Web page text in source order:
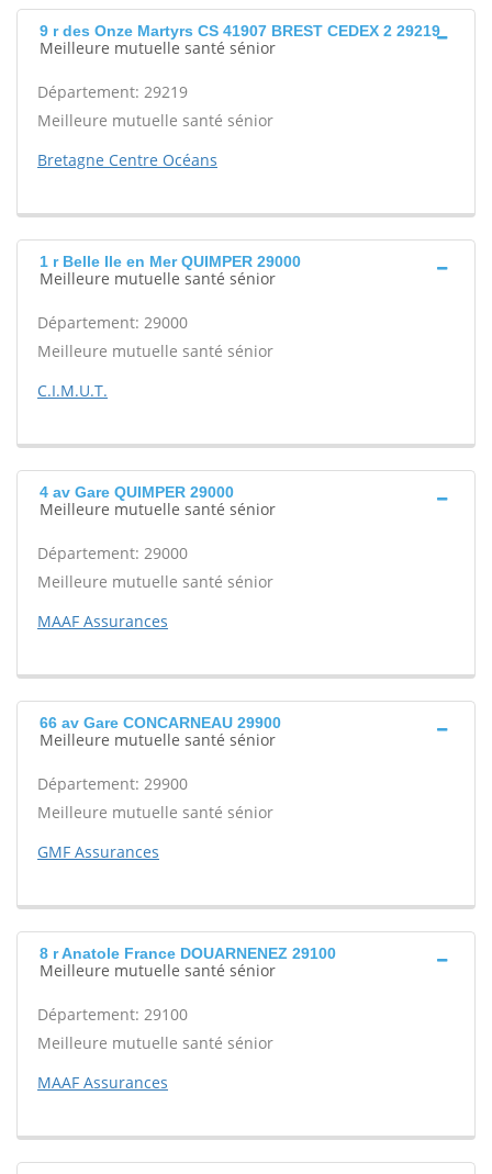
9 r des Onze Martyrs CS 41907 BREST CEDEX 2 29219
Meilleure mutuelle santé sénior
Département: 29219
Meilleure mutuelle santé sénior
Bretagne Centre Océans
1 r Belle Ile en Mer QUIMPER 29000
Meilleure mutuelle santé sénior
Département: 29000
Meilleure mutuelle santé sénior
C.I.M.U.T.
4 av Gare QUIMPER 29000
Meilleure mutuelle santé sénior
Département: 29000
Meilleure mutuelle santé sénior
MAAF Assurances
66 av Gare CONCARNEAU 29900
Meilleure mutuelle santé sénior
Département: 29900
Meilleure mutuelle santé sénior
GMF Assurances
8 r Anatole France DOUARNENEZ 29100
Meilleure mutuelle santé sénior
Département: 29100
Meilleure mutuelle santé sénior
MAAF Assurances